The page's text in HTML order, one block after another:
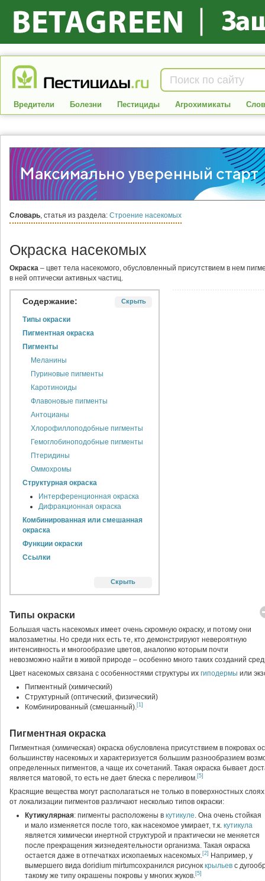
Вредители Болезни Пестициды Агрохимикаты
Словарь, статья из раздела: Строение насекомых
Окраска насекомых
Окраска – цвет тела насекомого, обусловленный присутствием в нем
в ней оптически активных частиц.
Скрыть
Содержание: Скрыть
Типы окраски
Пигментная окраска
Пигменты
Меланины
Пуриновые пигменты
Каротиноиды
Флавоновые пигменты
Антоцианы
Хлорофиллоподобные пигменты
Гемоглобиноподобные пигменты
Птеридины
Оммохромы
Структурная окраска
Интерференционная окраска
Дифракционная окраска
Комбинированная или смешанная
окраска
Функции окраски
Ссылки
Типы окраски
Большая часть насекомых имеет очень скромную окраску, и потому они
малозаметны. Но среди них есть те, кто демонстрируют невероятную
интенсивность и многообразие цветов, аналогию которым почти
невозможно найти в живой природе – особенно много таких созданий
Цвет насекомых связана с особенностями структуры их гиподермы или
Пигментный (химический)
Структурный (оптический, физический)
Комбинированный (смешанный).[1]
Пигментная окраска
Пигментная (химическая) окраска обусловлена присутствием в
большинству насекомых и характеризуется большим разнообразием
определенных пигментов, а чаще их сочетаний. Такая окраска бывает
является матовой, то есть не дает блеска с переливом.[5]
Красящие вещества могут располагаться не только в поверхностных
от локализации пигментов различают несколько типов окраски:
Кутикулярная: пигменты расположены в кутикуле. Она очень стойкая
и мало изменяется после того, как насекомое умирает, т.к. кутикула
является химически инертной структурой и практически не меняется
после прекращения жизнедеятельности организма. Такая окраска
остается даже в отпечатках ископаемых насекомых.[2]
Например, у
вымершего вида doridium mirtumсохранился рисунок крыльев с
такому же типу окрашены покровы у многих жуков.[5]